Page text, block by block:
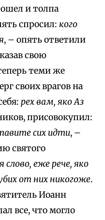
и толпа
спросил: кого
, – опять ответили
свою
теми же
своих врагов на
рех вам, яко Аз
присовокупил:
сих идти, –
святого
слово, еже рече, яко
от них никогоже.
Иоанн
все, что могло